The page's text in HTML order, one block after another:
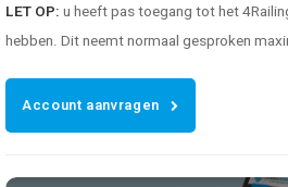
LET OP: u heeft pas toegang tot het
hebben. Dit neemt normaal gesproken
Account aanvragen